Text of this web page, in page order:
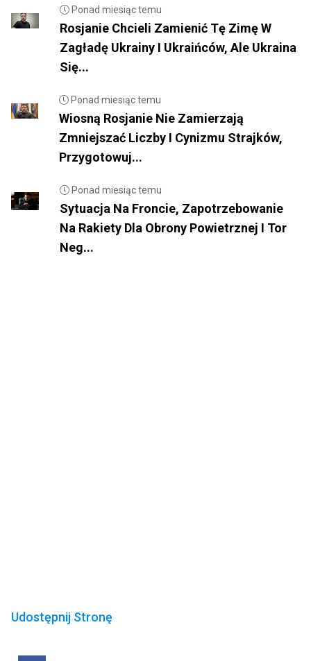
Ponad miesiąc temu
Rosjanie Chcieli Zamienić Tę Zimę W
Zagładę Ukrainy I Ukraińców, Ale Ukraina
Się...
Ponad miesiąc temu
Wiosną Rosjanie Nie Zamierzają
Zmniejszać Liczby I Cynizmu Strajków,
Przygotowuj...
Ponad miesiąc temu
Sytuacja Na Froncie, Zapotrzebowanie
Na Rakiety Dla Obrony Powietrznej I Tor
Neg...
Udostępnij Stronę